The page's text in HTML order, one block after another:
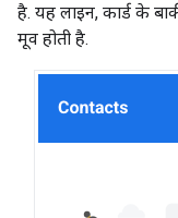
है. यह लाइन, कार्ड के
मूव होती है.